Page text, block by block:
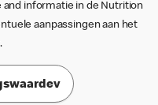
informatie in de Nutrition
aanpassingen aan het